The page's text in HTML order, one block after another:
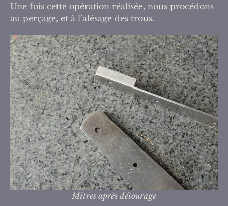
Une fois cette opération réalisée, nous procédons
au perçage, et à l’alésage des trous.
Mitres après détourage